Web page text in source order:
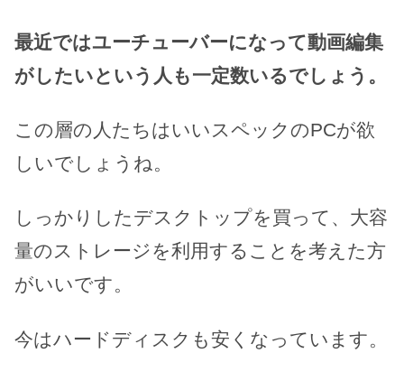
最近ではユーチューバーになって動画編集
がしたいという人も一定数いるでしょう。
この層の人たちはいいスペックのPCが欲
しいでしょうね。
しっかりしたデスクトップを買って、大容
量のストレージを利用することを考えた方
がいいです。
今はハードディスクも安くなっています。